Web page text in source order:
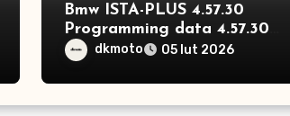
Bmw ISTA-PLUS 4.57.30
Programming data 4.57.30
full dkmoto 05 lut 2026